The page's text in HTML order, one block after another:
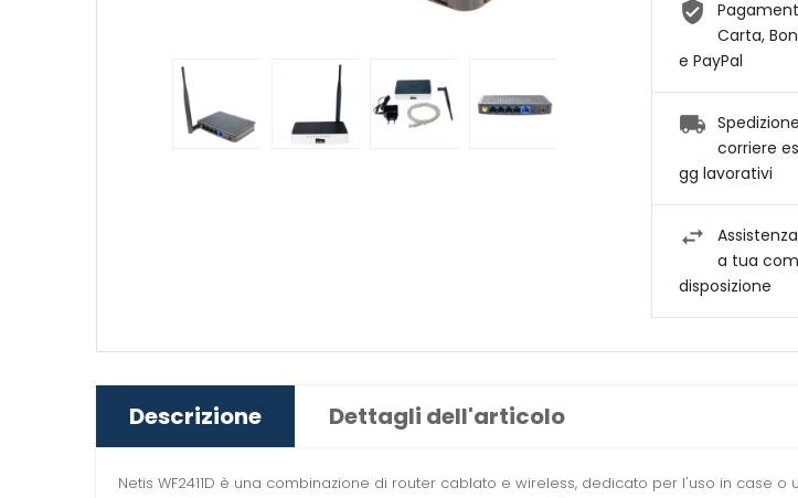
Carta,
e PayPal
corriere
gg lavorativi
a tua
disposizione
Descrizione Dettagli dell'articolo
Netis WF2411D è una combinazione di router cablato e wireless, dedicato per l'uso in case